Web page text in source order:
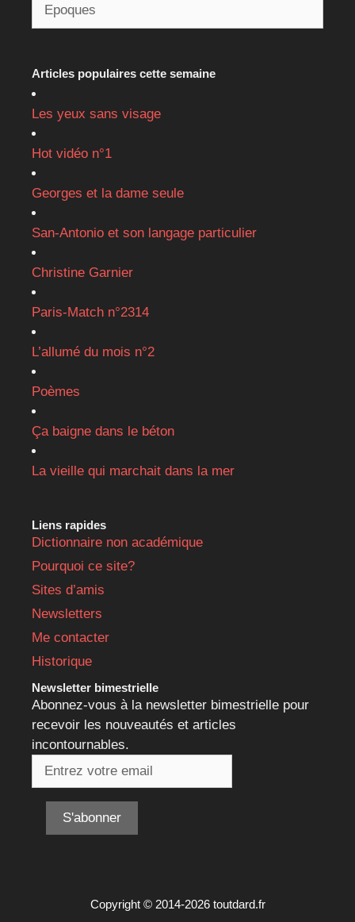
Articles populaires cette semaine
Les yeux sans visage
Hot vidéo n°1
Georges et la dame seule
San-Antonio et son langage particulier
Christine Garnier
Paris-Match n°2314
L’allumé du mois n°2
Poèmes
Ça baigne dans le béton
La vieille qui marchait dans la mer
Liens rapides
Dictionnaire non académique
Pourquoi ce site?
Sites d’amis
Newsletters
Me contacter
Historique
Newsletter bimestrielle
Abonnez-vous à la newsletter bimestrielle pour
recevoir les nouveautés et articles
incontournables.
Copyright © 2014-2026 toutdard.fr